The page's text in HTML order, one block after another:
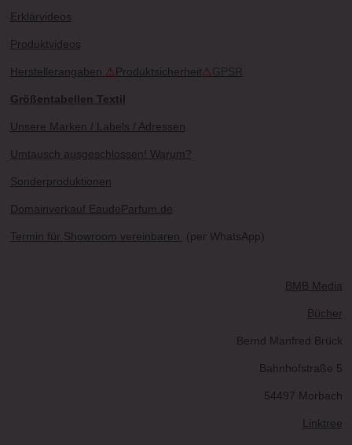
Erklärvideos
Produktvideos
Herstellerangaben ⚠ Produktsicherheit⚠ GPSR
Größentabellen Textil
Unsere Marken / Labels / Adressen
Umtausch ausgeschlossen! Warum?
Sonderproduktionen
Domainverkauf EaudeParfum.de
Termin für Showroom vereinbaren (per WhatsApp)
BMB Media
Bücher
Bernd Manfred Brück
Bahnhofstraße 5
54497 Morbach
Linktree